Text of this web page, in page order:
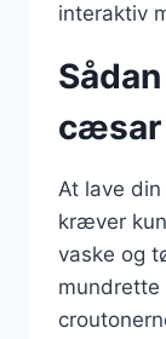
interaktiv
cæsar
At lave
kræver
vaske og
mundrette